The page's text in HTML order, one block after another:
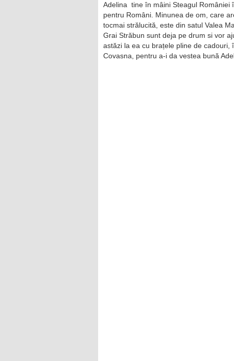
Adelina tine în mâini Steagul
pentru Români. Minunea de om, care
tocmai strălucită, este din satul Valea
Grai Străbun sunt deja pe drum si vor
astăzi la ea cu brațele pline de
Covasna, pentru a-i da vestea bună